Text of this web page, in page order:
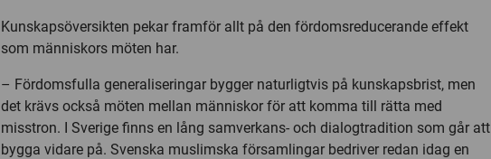
Kunskapsöversikten pekar framför allt på den fördomsreducerande effekt
som människors möten har.
– Fördomsfulla generaliseringar bygger naturligtvis på kunskapsbrist, men
det krävs också möten mellan människor för att komma till rätta med
misstron. I Sverige finns en lång samverkans- och dialogtradition som går att
bygga vidare på. Svenska muslimska församlingar bedriver redan idag en